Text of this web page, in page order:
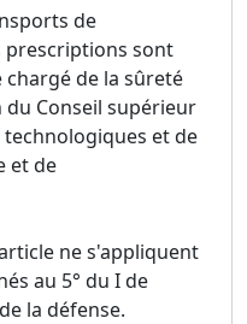
de
prescriptions sont
de la sûreté
Conseil supérieur
et de
et de
ne s'appliquent
au 5° du I de
la défense.